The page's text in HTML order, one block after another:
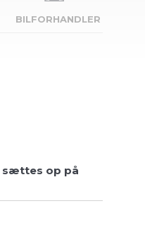
BILFORHANDLER
sættes op på